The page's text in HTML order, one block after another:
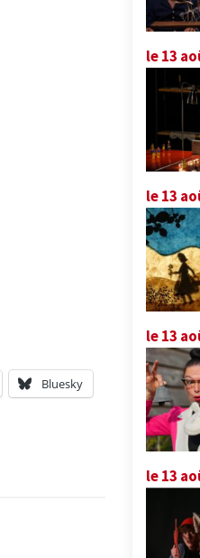
Bluesky
le 13
le 13
le 13
le 13